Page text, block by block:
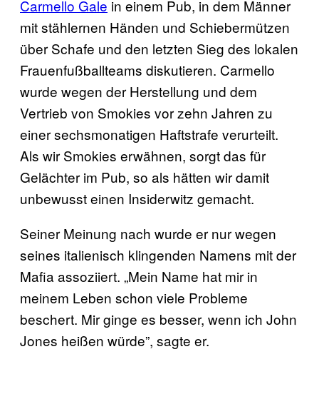
Carmello Gale in einem Pub, in dem Männer
mit stählernen Händen und Schiebermützen
über Schafe und den letzten Sieg des lokalen
Frauenfußballteams diskutieren. Carmello
wurde wegen der Herstellung und dem
Vertrieb von Smokies vor zehn Jahren zu
einer sechsmonatigen Haftstrafe verurteilt.
Als wir Smokies erwähnen, sorgt das für
Gelächter im Pub, so als hätten wir damit
unbewusst einen Insiderwitz gemacht.
Seiner Meinung nach wurde er nur wegen
seines italienisch klingenden Namens mit der
Mafia assoziiert. „Mein Name hat mir in
meinem Leben schon viele Probleme
beschert. Mir ginge es besser, wenn ich John
Jones heißen würde”, sagte er.